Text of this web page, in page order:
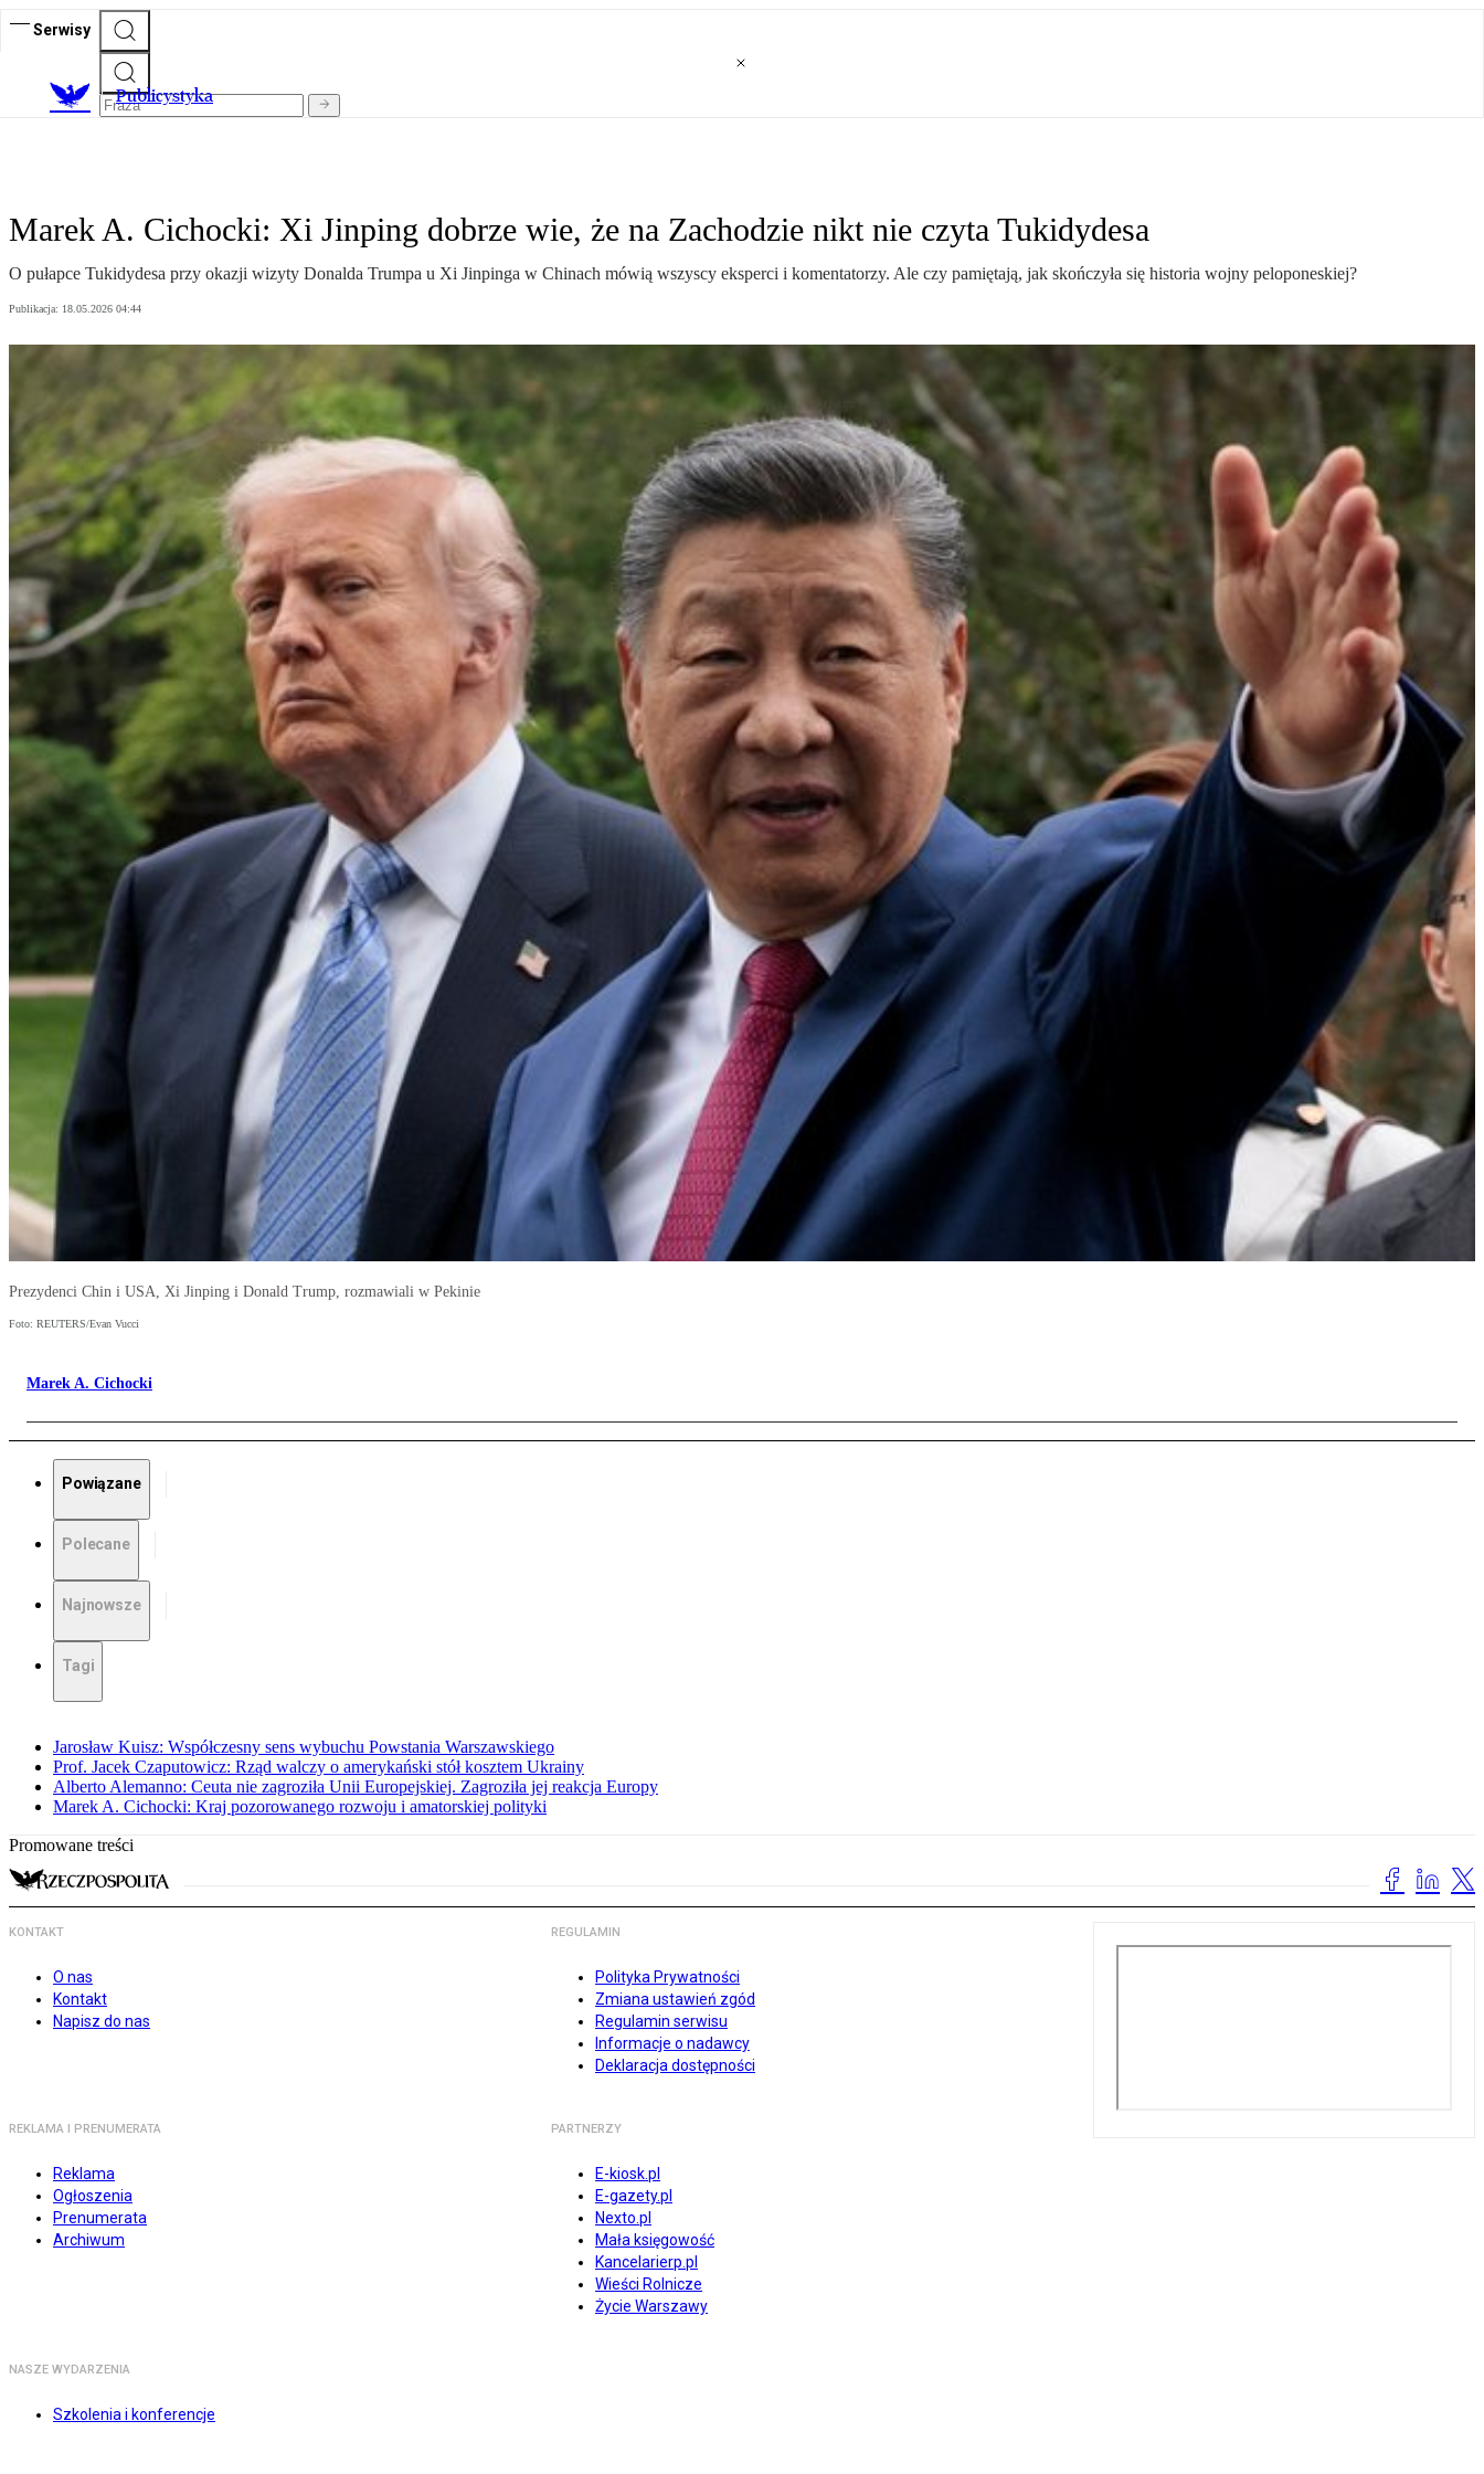
Serwisy
Publicystyka
Marek A. Cichocki: Xi Jinping dobrze wie, że na Zachodzie nikt nie czyta Tukidydesa
O pułapce Tukidydesa przy okazji wizyty Donalda Trumpa u Xi Jinpinga w Chinach mówią wszyscy eksperci i komentatorzy. Ale czy pamiętają, jak skończyła się historia wojny peloponeskiej?
Publikacja: 18.05.2026 04:44
Prezydenci Chin i USA, Xi Jinping i Donald Trump, rozmawiali w Pekinie
Foto: REUTERS/Evan Vucci
Marek A. Cichocki
Powiązane
Polecane
Najnowsze
Tagi
Jarosław Kuisz: Współczesny sens wybuchu Powstania Warszawskiego
Prof. Jacek Czaputowicz: Rząd walczy o amerykański stół kosztem Ukrainy
Alberto Alemanno: Ceuta nie zagroziła Unii Europejskiej. Zagroziła jej reakcja Europy
Marek A. Cichocki: Kraj pozorowanego rozwoju i amatorskiej polityki
Promowane treści
KONTAKT
O nas
Kontakt
Napisz do nas
REGULAMIN
Polityka Prywatności
Zmiana ustawień zgód
Regulamin serwisu
Informacje o nadawcy
Deklaracja dostępności
REKLAMA I PRENUMERATA
Reklama
Ogłoszenia
Prenumerata
Archiwum
PARTNERZY
E-kiosk.pl
E-gazety.pl
Nexto.pl
Mała księgowość
Kancelarierp.pl
Wieści Rolnicze
Życie Warszawy
NASZE WYDARZENIA
Szkolenia i konferencje